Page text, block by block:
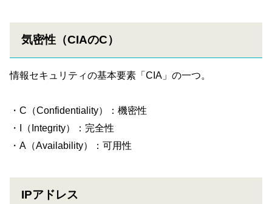
気密性（CIAのC）
情報セキュリティの基本要素「CIA」の一つ。
・C（Confidentiality）：機密性
・I（Integrity）：完全性
・A（Availability）：可用性
IPアドレス